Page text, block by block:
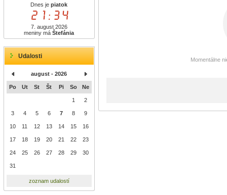
Dnes jepiatok
21:34
7. august 2026
meniny máŠtefánia
Udalosti
august - 2026
Po Ut St Št Pi So Ne
1 2
3 4 5 6 7 8 9
10 11 12 13 14 15 16
17 18 19 20 21 22 23
24 25 26 27 28 29 30
31
zoznam udalostí
Momentálne